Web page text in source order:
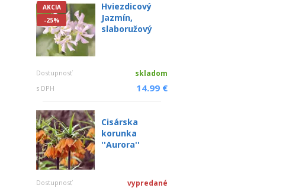
AKCIA
-25%
Hviezdicový
Jazmín,
slaboružový
Dostupnosť skladom
s DPH 14.99 €
Cisárska
korunka
''Aurora''
Dostupnosť vypredané